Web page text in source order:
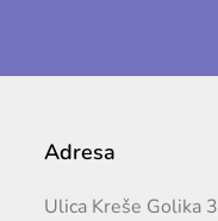
Adresa
Ulica Kreše Golika 3